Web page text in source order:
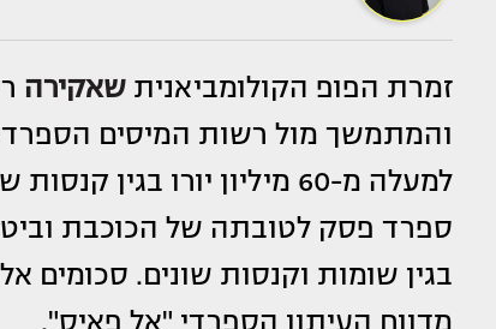
זמרת הפופ הקולומביאניתשאקירה
והמתמשך מול רשות המיסים
למעלה מ-60 מיליון יורו
בגין שומות וקנסות שונים. סכומים
מדווח העיתון הספרדי "אל פאיס".